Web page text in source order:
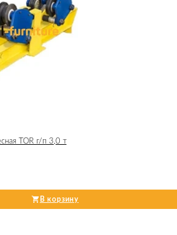
TOR г/п 3,0 т
В корзину